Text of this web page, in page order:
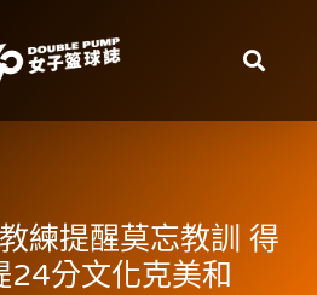
練提醒莫忘教訓 得
24分文化克美和